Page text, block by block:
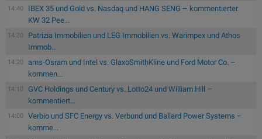
14:40
IBEX 35 und Gold vs. Nasdaq und HANG SENG – kommentierter
KW 32 Pee...
14:30
Patrizia Immobilien und LEG Immobilien vs. Warimpex und Athos
Immob...
14:20
ams-Osram und Intel vs. GlaxoSmithKline und Ford Motor Co. –
kommen...
14:10
GVC Holdings und Century vs. Lotto24 und William Hill –
kommentiert...
14:00
Verbio und SFC Energy vs. Verbund und Ballard Power Systems –
komme...